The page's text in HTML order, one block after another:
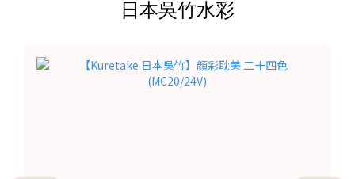
日本吳竹水彩